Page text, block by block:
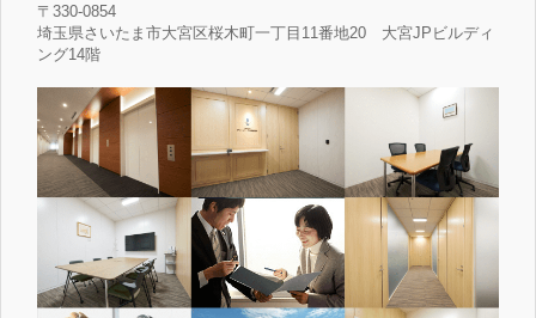
〒330-0854
埼玉県さいたま市大宮区桜木町一丁目11番地20 大宮JPビルディ
ング14階